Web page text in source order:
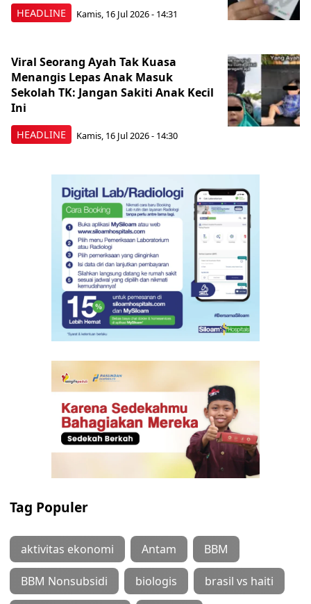
HEADLINE Kamis, 16 Jul 2026 - 14:31
HEADLINE
Viral Seorang Ayah Tak Kuasa
Menangis Lepas Anak Masuk
Sekolah TK: Jangan Sakiti Anak Kecil
Ini
Kamis, 16 Jul 2026 - 14:30
Tag Populer
aktivitas ekonomi Antam BBM
BBM Nonsubsidi biologis brasil vs haiti